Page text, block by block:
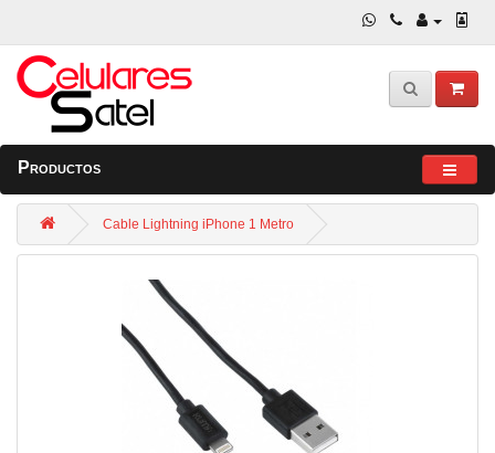
Productos
Cable Lightning iPhone 1 Metro